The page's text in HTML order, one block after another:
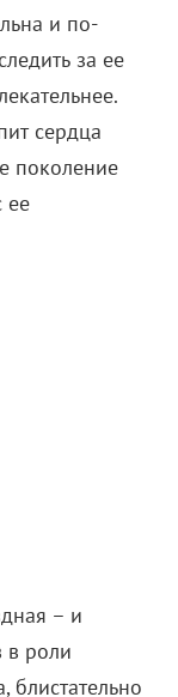
и по-
за ее
сердца
поколение
ее
– и
в роли
блистательно